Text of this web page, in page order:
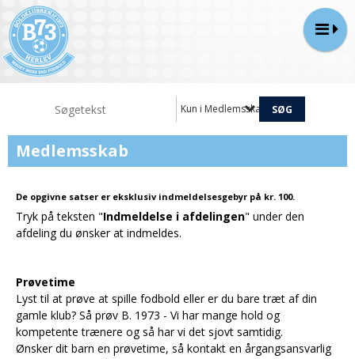
Kun i Medlemsskab
Medlemsskab
De opgivne satser er eksklusiv indmeldelsesgebyr på kr. 100.
Tryk på teksten "Indmeldelse i afdelingen" under den
afdeling du ønsker at indmeldes.
Prøvetime
Lyst til at prøve at spille fodbold eller er du bare træt af din
gamle klub? Så prøv B. 1973 - Vi har mange hold og
kompetente trænere og så har vi det sjovt samtidig.
Ønsker dit barn en prøvetime, så kontakt en årgangsansvarlig